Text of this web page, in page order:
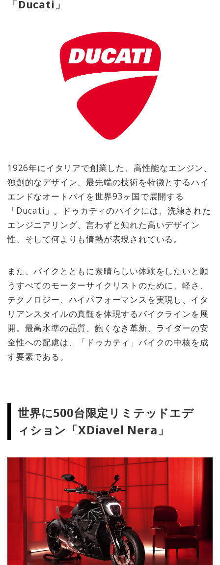
「Ducati」
1926年にイタリアで創業した、高性能なエンジン、
独創的なデザイン、最先端の技術を特徴とするハイ
エンドなオートバイを世界93ヶ国で展開する
「Ducati」。ドゥカティのバイクには、洗練された
エンジニアリング、言わずと知れた高いデザイン
性、そして何よりも情熱が表現されている。
また、バイクとともに素晴らしい体験をしたいと願
うすべてのモーターサイクリストのために、軽さ、
テクノロジー、ハイパフォーマンスを実現し、イタ
リアンスタイルの真髄を体現するバイクラインを展
開。最高水準の品質、飽くなき革新、ライダーの安
全性への配慮は、「ドゥカティ」バイクの中核を成
す要素である。
世界に500台限定リミテッドエデ
ィション「XDiavel Nera」